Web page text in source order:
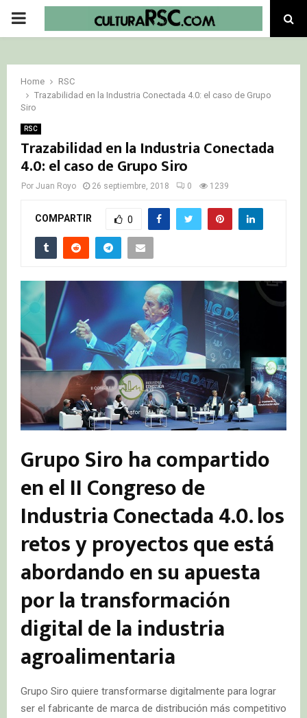
PRIMARY
Home
RSC
Trazabilidad en la Industria Conectada 4.0: el caso de Grupo
Siro
RSC
Trazabilidad en la Industria Conectada
4.0: el caso de Grupo Siro
Por Juan Royo 26 septiembre, 2018 0 1239
COMPARTIR 0
Grupo Siro ha compartido
en el II Congreso de
Industria Conectada 4.0. los
retos y proyectos que está
abordando en su apuesta
por la transformación
digital de la industria
agroalimentaria
Grupo Siro quiere transformarse digitalmente para lograr
ser el fabricante de marca de distribución más competitivo